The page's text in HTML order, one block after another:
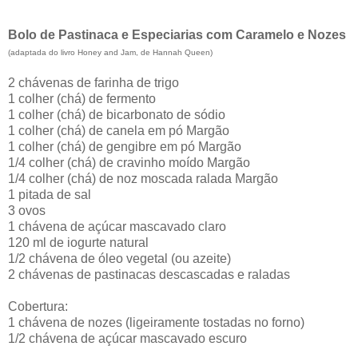
Bolo de Pastinaca e Especiarias com Caramelo e Nozes
(adaptada do livro Honey and Jam, de Hannah Queen)
2 chávenas de farinha de trigo
1 colher (chá) de fermento
1 colher (chá) de bicarbonato de sódio
1 colher (chá) de canela em pó Margão
1 colher (chá) de gengibre em pó Margão
1/4 colher (chá) de cravinho moído Margão
1/4 colher (chá) de noz moscada ralada Margão
1 pitada de sal
3 ovos
1 chávena de açúcar mascavado claro
120 ml de iogurte natural
1/2 chávena de óleo vegetal (ou azeite)
2 chávenas de pastinacas descascadas e raladas
Cobertura:
1 chávena de nozes (ligeiramente tostadas no forno)
1/2 chávena de açúcar mascavado escuro